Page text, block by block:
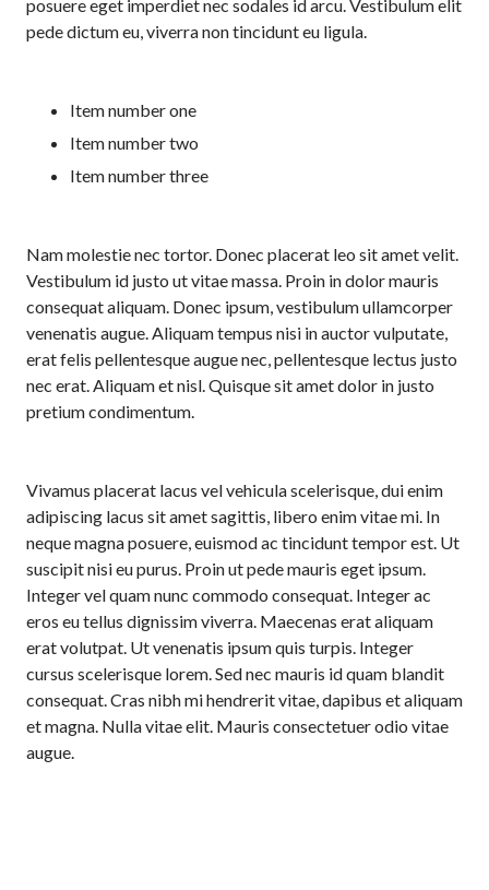
posuere eget imperdiet nec sodales id arcu. Vestibulum elit
pede dictum eu, viverra non tincidunt eu ligula.
Item number one
Item number two
Item number three
Nam molestie nec tortor. Donec placerat leo sit amet velit.
Vestibulum id justo ut vitae massa. Proin in dolor mauris
consequat aliquam. Donec ipsum, vestibulum ullamcorper
venenatis augue. Aliquam tempus nisi in auctor vulputate,
erat felis pellentesque augue nec, pellentesque lectus justo
nec erat. Aliquam et nisl. Quisque sit amet dolor in justo
pretium condimentum.
Vivamus placerat lacus vel vehicula scelerisque, dui enim
adipiscing lacus sit amet sagittis, libero enim vitae mi. In
neque magna posuere, euismod ac tincidunt tempor est. Ut
suscipit nisi eu purus. Proin ut pede mauris eget ipsum.
Integer vel quam nunc commodo consequat. Integer ac
eros eu tellus dignissim viverra. Maecenas erat aliquam
erat volutpat. Ut venenatis ipsum quis turpis. Integer
cursus scelerisque lorem. Sed nec mauris id quam blandit
consequat. Cras nibh mi hendrerit vitae, dapibus et aliquam
et magna. Nulla vitae elit. Mauris consectetuer odio vitae
augue.